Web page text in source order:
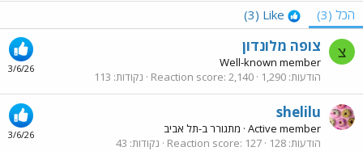
הכל (3)
Like
(3)
צ
3/6/26
צופה מלונדון
Well-known member
הודעות 1,290
Reaction score 2,140 נקודות 113
3/6/26
shelilu
Active member
· מתגורר ב-תל אביב
הודעות 128
Reaction score 127 נקודות 43